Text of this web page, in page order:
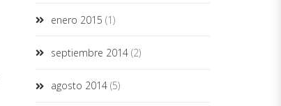
enero 2015 (1)
septiembre 2014 (2)
agosto 2014 (5)